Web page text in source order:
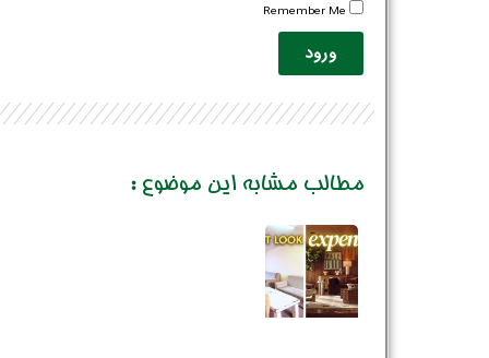
Remember Me
ورود
مطالب مشابه این موضوع :